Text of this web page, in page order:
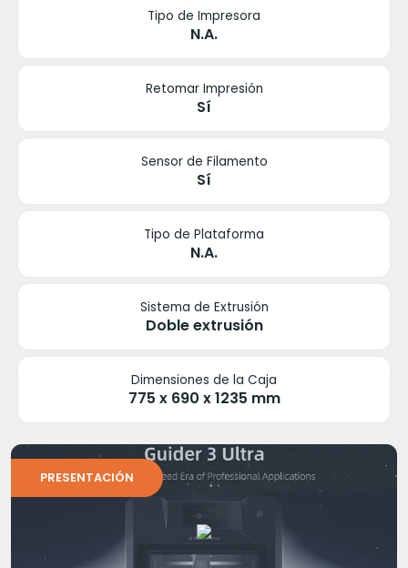
Tipo de Impresora
N.A.
Retomar Impresión
Sí
Sensor de Filamento
Sí
Tipo de Plataforma
N.A.
Sistema de Extrusión
Doble extrusión
Dimensiones de la Caja
775 x 690 x 1235 mm
PRESENTACIÓN